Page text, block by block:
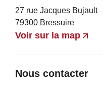
27 rue Jacques Bujault
79300 Bressuire
Voir sur la map
Nous contacter